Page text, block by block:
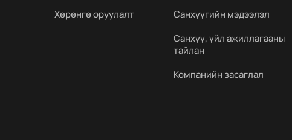
Хөрөнгө оруулалт
Санхүүгийн мэдээлэл
Санхүү, үйл ажиллагааны
тайлан
Компанийн засаглал